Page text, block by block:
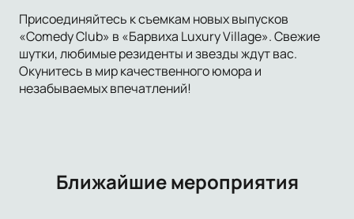
Присоединяйтесь к съемкам новых выпусков
«Comedy Club» в «Барвиха Luxury Village». Свежие
шутки, любимые резиденты и звезды ждут вас.
Окунитесь в мир качественного юмора и
незабываемых впечатлений!
Ближайшие мероприятия